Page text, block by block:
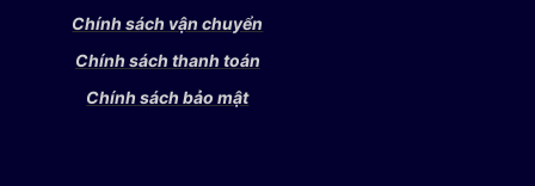
Chính sách vận chuyển
Chính sách thanh toán
Chính sách bảo mật